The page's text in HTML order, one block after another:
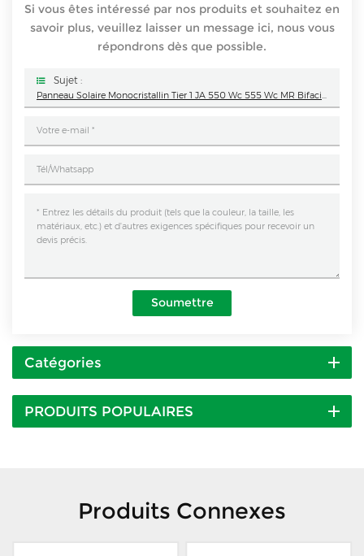
Si vous êtes intéressé par nos produits et souhaitez en
savoir plus, veuillez laisser un message ici, nous vous
répondrons dès que possible.
Sujet :
Panneau Solaire Monocristallin Tier 1 JA 550 Wc 555 Wc MR Bifacial 540 Wc 545 Wc 550 Wc MB Half Cut Technology 400 Wc 410 Wc 415 Wc Module PV
Soumettre
Catégories
PRODUITS POPULAIRES
Produits Connexes